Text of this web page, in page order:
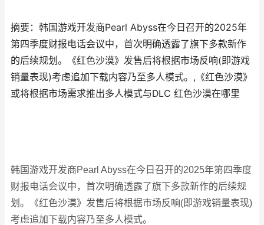
摘要：韩国游戏开发商Pearl Abyss在今日召开的2025年
第四季度财报电话会议中，首次明确透露了旗下多款新作
的后续规划。《红色沙漠》发售后将根据市场反响(即游戏
销量表现)考虑追加下载内容乃至多人模式。,《红色沙漠》
或将根据市场需求推出多人模式与DLC 红色沙漠在哪里
韩国游戏开发商Pearl Abyss在今日召开的2025年第四季度
财报电话会议中，首次明确透露了旗下多款新作的后续规
划。《红色沙漠》发售后将根据市场反响(即游戏销量表现)
考虑追加下载内容乃至多人模式。